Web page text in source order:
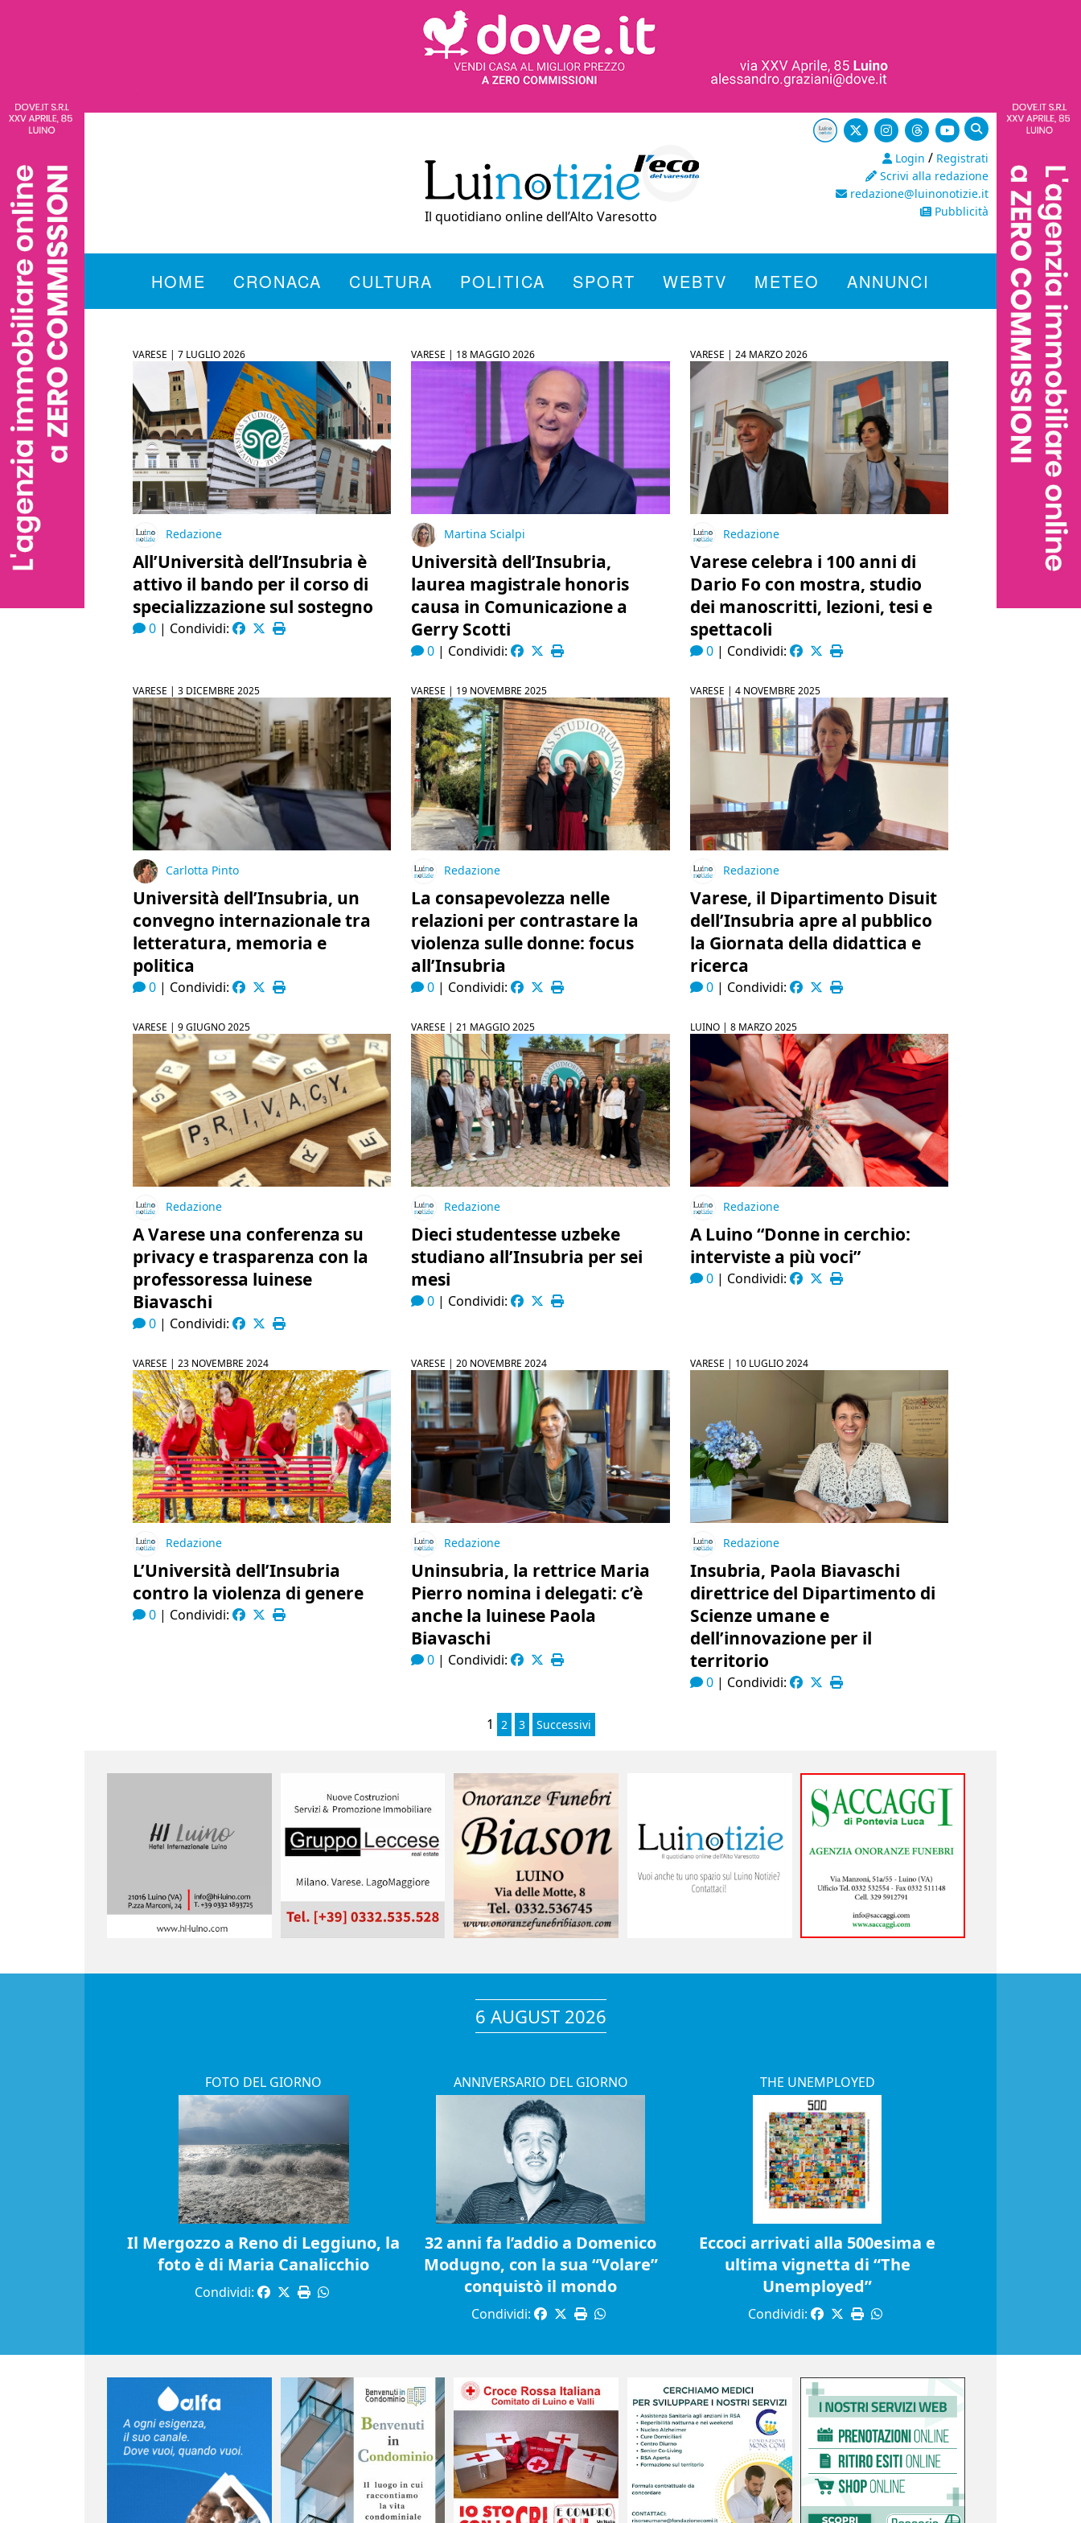
Il quotidiano online dell’Alto Varesotto
Login / Registrati
Scrivi alla redazione
redazione@luinonotizie.it
Pubblicità
HOME CRONACA CULTURA POLITICA SPORT WEBTV METEO ANNUNCI
VARESE | 7 LUGLIO 2026
Redazione
All’Università dell’Insubria è
attivo il bando per il corso di
specializzazione sul sostegno
0| Condividi:
VARESE | 18 MAGGIO 2026
Martina Scialpi
Università dell’Insubria,
laurea magistrale honoris
causa in Comunicazione a
Gerry Scotti
0 | Condividi:
VARESE | 24 MARZO 2026
Redazione
Varese celebra i 100 anni di
Dario Fo con mostra, studio
dei manoscritti, lezioni, tesi e
spettacoli
0| Condividi:
VARESE | 3 DICEMBRE 2025
Carlotta Pinto
Università dell’Insubria, un
convegno internazionale tra
letteratura, memoria e
politica
0| Condividi:
VARESE | 19 NOVEMBRE 2025
Redazione
La consapevolezza nelle
relazioni per contrastare la
violenza sulle donne: focus
all’Insubria
0 | Condividi:
VARESE | 4 NOVEMBRE 2025
Redazione
Varese, il Dipartimento Disuit
dell’Insubria apre al pubblico
la Giornata della didattica e
ricerca
0| Condividi:
VARESE | 9 GIUGNO 2025
Redazione
A Varese una conferenza su
privacy e trasparenza con la
professoressa luinese
Biavaschi
0| Condividi:
VARESE |21 MAGGIO 2025
Redazione
Dieci studentesse uzbeke
studiano all’Insubria per sei
mesi
0 | Condividi:
LUINO | 8 MARZO 2025
Redazione
A Luino “Donne in cerchio:
interviste a più voci”
0| Condividi:
VARESE | 23 NOVEMBRE 2024
Redazione
L’Università dell’Insubria
contro la violenza di genere
0| Condividi:
VARESE |20 NOVEMBRE 2024
Redazione
Uninsubria, la rettrice Maria
Pierro nomina i delegati: c’è
anche la luinese Paola
Biavaschi
0 | Condividi:
VARESE | 10 LUGLIO 2024
Redazione
Insubria, Paola Biavaschi
direttrice del Dipartimento di
Scienze umane e
dell’innovazione per il
territorio
0| Condividi:
1 2 3 Successivi
6 AUGUST 2026
FOTO DEL GIORNO
Il Mergozzo a Reno di Leggiuno, la
foto è di Maria Canalicchio
Condividi:
ANNIVERSARIO DEL GIORNO
32 anni fa l’addio a Domenico
Modugno, con la sua “Volare”
conquistò il mondo
Condividi:
THE UNEMPLOYED
Eccoci arrivati alla 500esima e
ultima vignetta di “The
Unemployed”
Condividi: